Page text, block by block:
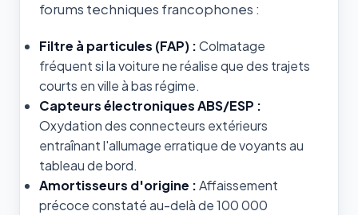
forums techniques francophones :
Filtre à particules (FAP) :Colmatage
fréquent si la voiture ne réalise que des trajets
courts en ville à bas régime.
Capteurs électroniques ABS/ESP :
Oxydation des connecteurs extérieurs
entraînant l'allumage erratique de voyants au
tableau de bord.
Amortisseurs d'origine :Affaissement
précoce constaté au-delà de 100 000